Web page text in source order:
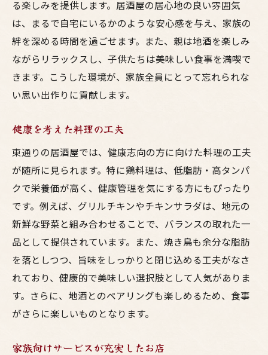
る楽しみを提供します。居酒屋の居心地の良い雰囲気
は、まるで自宅にいるかのような安心感を与え、家族の
絆を深める時間を過ごせます。また、親は地酒を楽しみ
ながらリラックスし、子供たちは美味しい食事を満喫で
きます。こうした環境が、家族全員にとって忘れられな
い思い出作りに貢献します。
健康を考えた料理の工夫
東通りの居酒屋では、健康志向の方に向けた料理の工夫
が随所に見られます。特に鶏料理は、低脂肪・高タンパ
クで栄養価が高く、健康管理を気にする方にもぴったり
です。例えば、グリルチキンやチキンサラダは、地元の
新鮮な野菜と組み合わせることで、バランスの取れた一
品として提供されています。また、焼き鳥も余分な脂肪
を落としつつ、旨味をしっかりと閉じ込める工夫がなさ
れており、健康的で美味しい選択肢として人気がありま
す。さらに、地酒とのペアリングも楽しめるため、食事
がさらに楽しいものとなります。
家族向けサービスが充実したお店